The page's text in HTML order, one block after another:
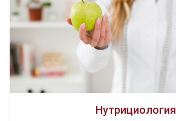
Нутрициология